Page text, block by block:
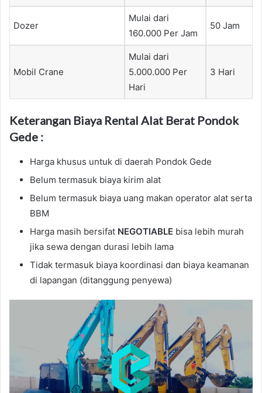
Dozer
Mulai dari
160.000 Per Jam
50 Jam
Mobil Crane
Mulai dari
5.000.000 Per
Hari
3 Hari
Keterangan Biaya Rental Alat Berat Pondok
Gede :
Harga khusus untuk di daerah Pondok Gede
Belum termasuk biaya kirim alat
Belum termasuk biaya uang makan operator alat serta
BBM
Harga masih bersifat NEGOTIABLE bisa lebih murah
jika sewa dengan durasi lebih lama
Tidak termasuk biaya koordinasi dan biaya keamanan
di lapangan (ditanggung penyewa)